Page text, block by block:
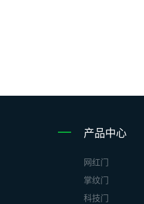
产品中心
网红门
掌纹门
科技门